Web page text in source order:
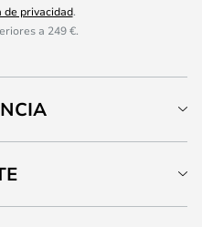
de privacidad.
a 249 €.